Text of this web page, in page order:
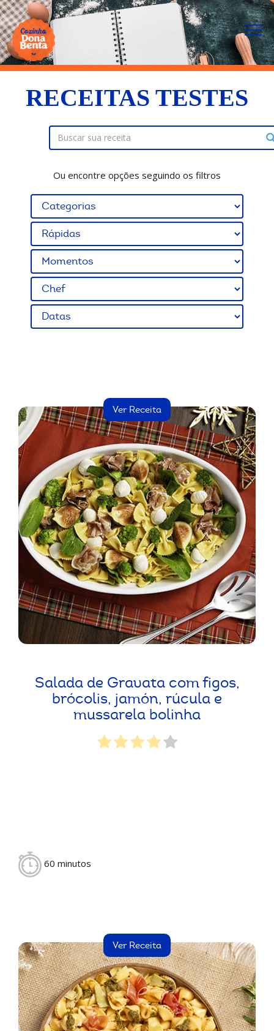
RECEITAS TESTES
Ou encontre opções seguindo os filtros
Ver Receita
Salada de Gravata com figos,
brócolis, jamón, rúcula e
mussarela bolinha
60 minutos
Ver Receita